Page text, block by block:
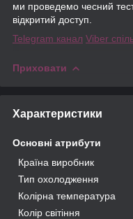
ми проведемо чесний
відкритий доступ.
Telegram канал Viber
Приховати
Характеристики
Основні атрибути
Країна виробник
Тип охолодження
Колірна температура
Колір світіння